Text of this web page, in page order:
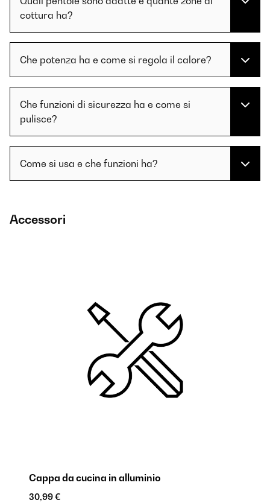
cottura ha?
Che potenza ha e come si regola il calore?
Che funzioni di sicurezza ha e come si
pulisce?
Come si usa e che funzioni ha?
Accessori
Cappa da cucina in alluminio
30,99 €